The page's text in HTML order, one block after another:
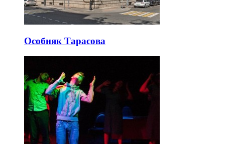
Особняк Тарасова